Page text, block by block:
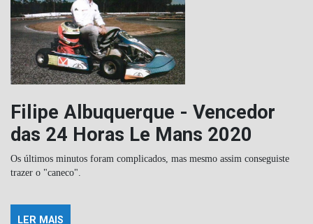
Filipe Albuquerque - Vencedor
das 24 Horas Le Mans 2020
Os últimos minutos foram complicados, mas mesmo assim conseguiste
trazer o "caneco".
LER MAIS